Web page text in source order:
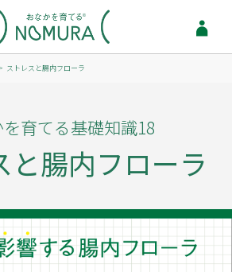
ストレスと腸内フローラ
を育てる基礎知識18
と腸内フローラ